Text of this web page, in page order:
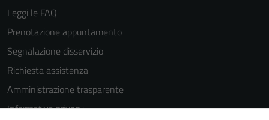
Leggi le FAQ
Prenotazione appuntamento
Segnalazione disservizio
Richiesta assistenza
Amministrazione trasparente
Informativa privacy